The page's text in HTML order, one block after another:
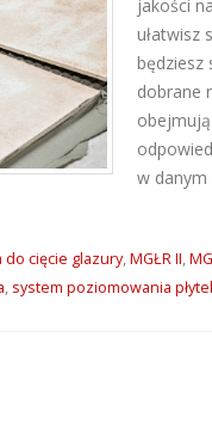
jakości
ułatwisz
będziesz
dobrane
w danym
do cięcie glazury,MGŁR II,
, system poziomowania